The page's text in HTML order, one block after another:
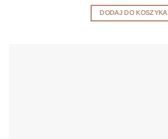
DODAJ DO KOSZYKA